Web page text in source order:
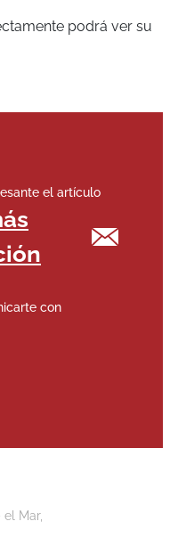
podrá ver su
el artículo
con
el Mar,